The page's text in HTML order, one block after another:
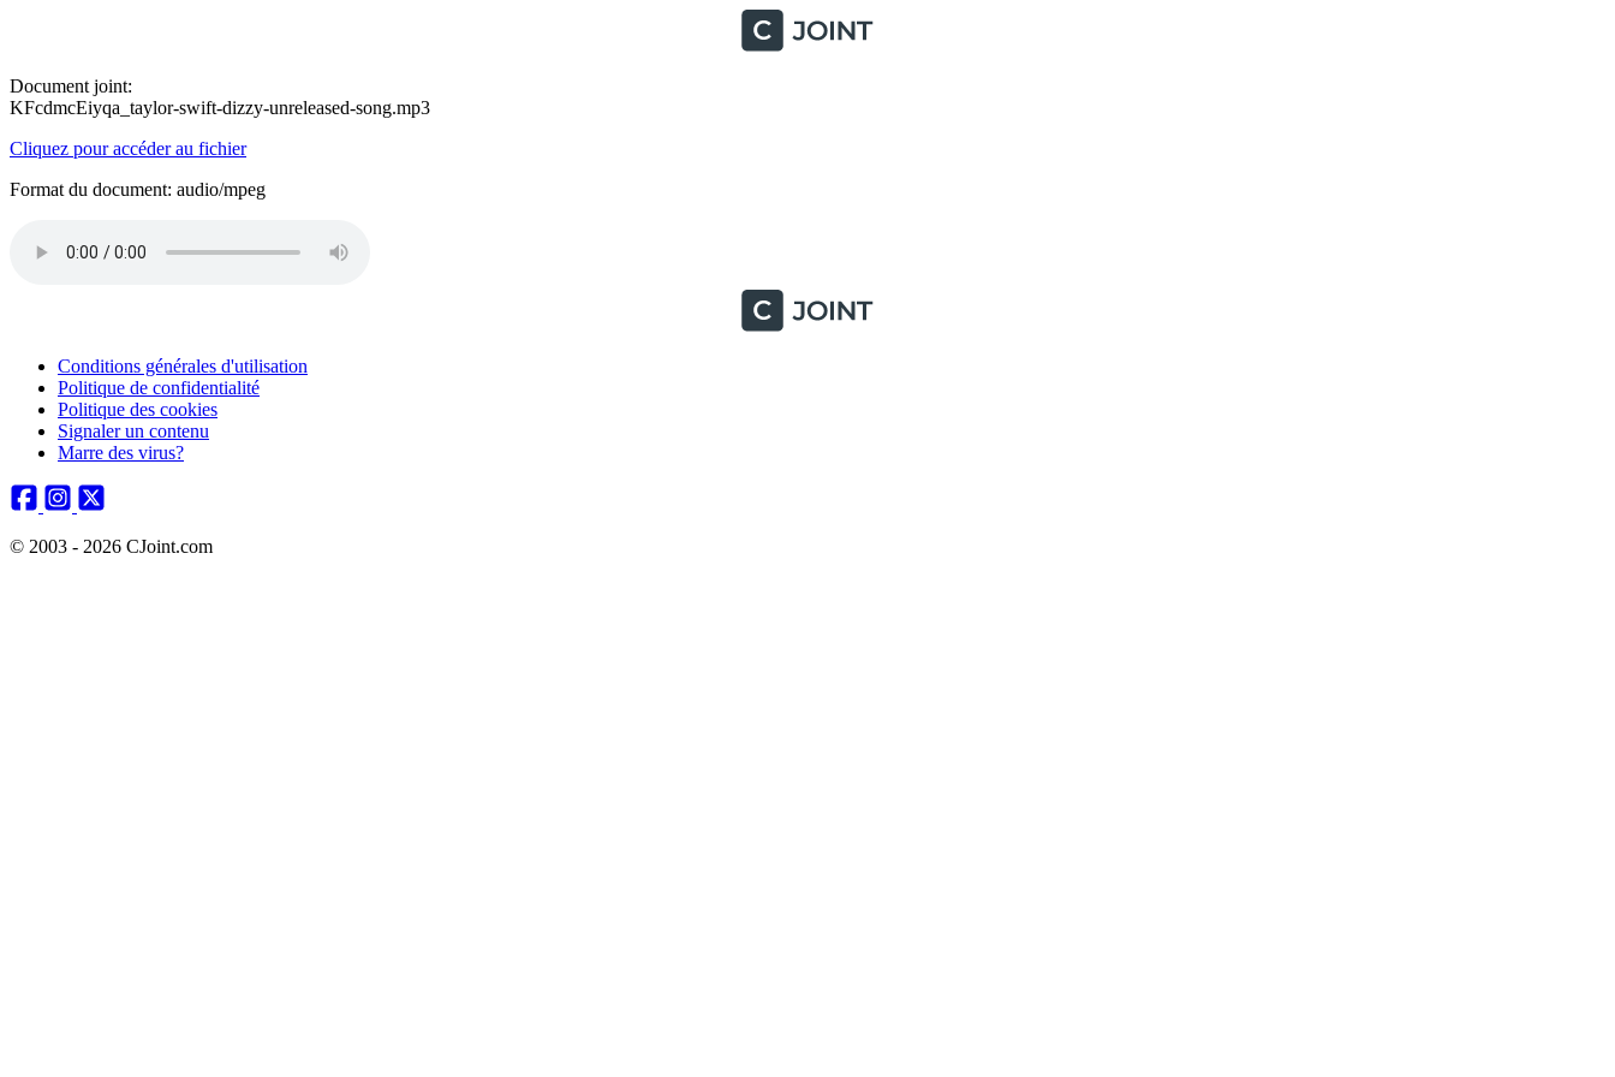
Document joint:
KFcdmcEiyqa_taylor-swift-dizzy-unreleased-song.mp3
Cliquez pour accéder au fichier
Format du document: audio/mpeg
Conditions générales d'utilisation
Politique de confidentialité
Politique des cookies
Signaler un contenu
Marre des virus?
© 2003 - 2026 CJoint.com